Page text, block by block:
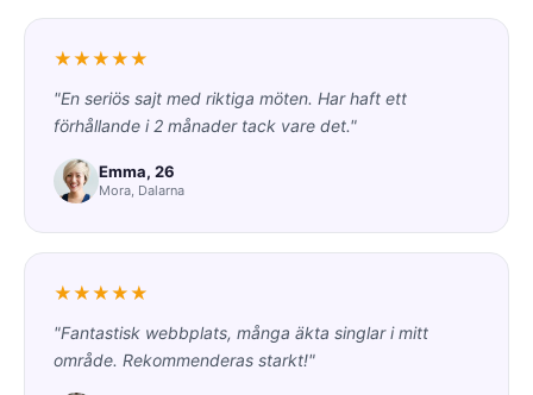
★★★★★
"En seriös sajt med riktiga möten. Har haft ett
förhållande i 2 månader tack vare det."
Emma, 26
Mora, Dalarna
★★★★★
"Fantastisk webbplats, många äkta singlar i mitt
område. Rekommenderas starkt!"